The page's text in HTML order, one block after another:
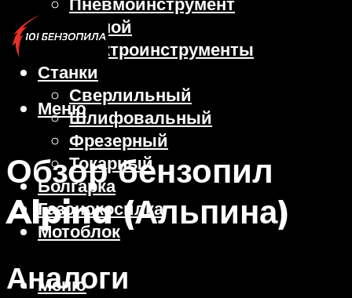
Ручной
Электроинструменты
Станки
Сверлильный
Шлифовальный
Фрезерный
Токарный
Болгарка
Газонокосилка
Мотоблок
Меню
Меню
Обзор бензопил
Alpina (Альпина)
Аналоги